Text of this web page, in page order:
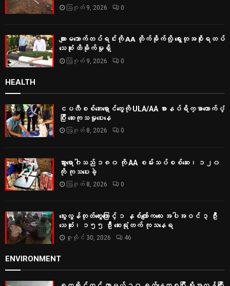
ဩဂုတ် 9, 2026 0
ကျားမသောက်တပ်ရင်းကို AA တိုက်ခိုက်လို့ ရွေးတုအစိုးရတပ်
သေဆုံး ထိခိုက်မှုရှိ
ဩဂုတ် 9, 2026 0
HEALTH
ငပလီစစ်ဘေးရှောင်တွေကို ULA/AA စားနပ်ရိက္ခာထောက်ပံ့
ပြီး ဆေးကုသမှုပေးနေ
ဩဂုတ် 8, 2026 0
သွားရောဂါသည် ၁၈၀ ကို AA စမ်းသပ်စစ်ဆေး၊ ၁၂၀
ကို ကုသပေးခဲ့
ဩဂုတ် 8, 2026 0
သွေးလွန်တုတ်ကွေးကြောင့် ၁ နှစ်ကျော်ကလေး အပါအဝင် ၃ ဦး
သေဆုံး၊ ၁၅၅ ဦး ဆေးရုံတက် ကုသနေရ
ဇူလိုင် 30, 2026 46
ENVIRONMENT